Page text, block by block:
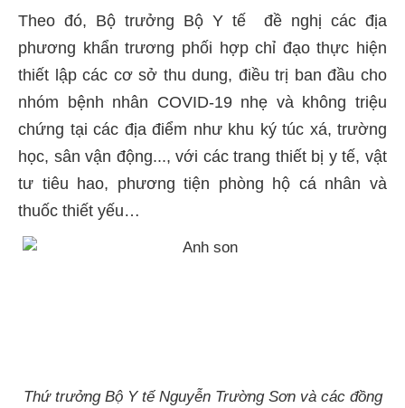
Theo đó, Bộ trưởng Bộ Y tế đề nghị các địa
phương khẩn trương phối hợp chỉ đạo thực hiện
thiết lập các cơ sở thu dung, điều trị ban đầu cho
nhóm bệnh nhân COVID-19 nhẹ và không triệu
chứng tại các địa điểm như khu ký túc xá, trường
học, sân vận động..., với các trang thiết bị y tế, vật
tư tiêu hao, phương tiện phòng hộ cá nhân và
thuốc thiết yếu…
Thứ trưởng Bộ Y tế Nguyễn Trường Sơn và các đồng